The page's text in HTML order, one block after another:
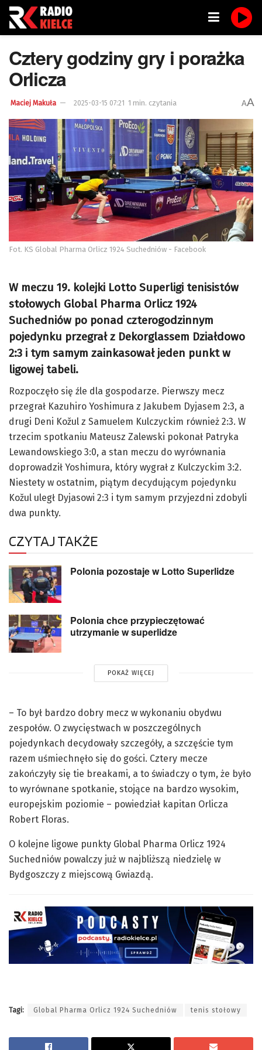
Cztery godziny gry i porażka
Orlicza
Maciej Makuła 2025-03-15 07:21 1 min. czytania AA
Fot. KS Global Pharma Orlicz 1924 Suchedniów - Facebook
W meczu 19. kolejki Lotto Superligi tenisistów
stołowych Global Pharma Orlicz 1924
Suchedniów po ponad czterogodzinnym
pojedynku przegrał z Dekorglassem Działdowo
2:3 i tym samym zainkasował jeden punkt w
ligowej tabeli.
Rozpoczęło się źle dla gospodarze. Pierwszy mecz
przegrał Kazuhiro Yoshimura z Jakubem Dyjasem 2:3, a
drugi Deni Kožul z Samuelem Kulczyckim również 2:3. W
trzecim spotkaniu Mateusz Zalewski pokonał Patryka
Lewandowskiego 3:0, a stan meczu do wyrównania
doprowadził Yoshimura, który wygrał z Kulczyckim 3:2.
Niestety w ostatnim, piątym decydującym pojedynku
Kožul uległ Dyjasowi 2:3 i tym samym przyjezdni zdobyli
dwa punkty.
CZYTAJ TAKŻE
Polonia pozostaje w Lotto Superlidze
Polonia chce przypieczętować
utrzymanie w superlidze
POKAŻ WIĘCEJ
– To był bardzo dobry mecz w wykonaniu obydwu
zespołów. O zwycięstwach w poszczególnych
pojedynkach decydowały szczegóły, a szczęście tym
razem uśmiechnęło się do gości. Cztery mecze
zakończyły się tie breakami, a to świadczy o tym, że było
to wyrównane spotkanie, stojące na bardzo wysokim,
europejskim poziomie – powiedział kapitan Orlicza
Robert Floras.
O kolejne ligowe punkty Global Pharma Orlicz 1924
Suchedniów powalczy już w najbliższą niedzielę w
Bydgoszczy z miejscową Gwiazdą.
Tagi: Global Pharma Orlicz 1924 Suchedniów tenis stołowy